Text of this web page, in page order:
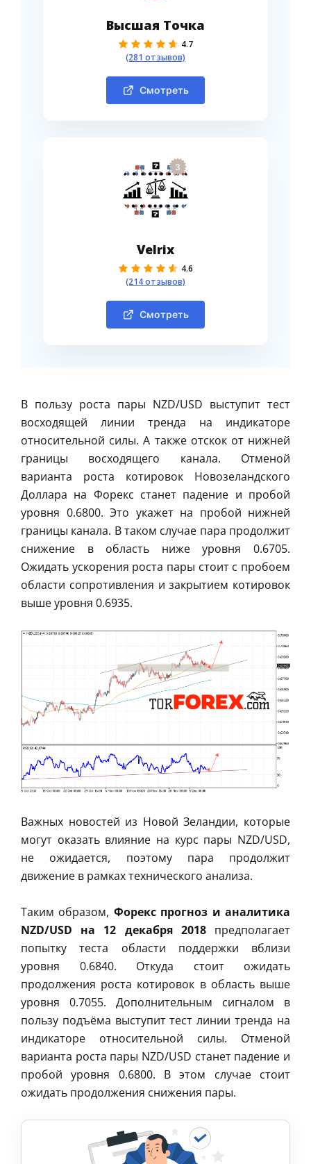
Высшая Точка
4.7
(281 отзывов)
Смотреть
3
Velrix
4.6
(214 отзывов)
Смотреть
В пользу роста пары NZD/USD выступит тест
восходящей линии тренда на индикаторе
относительной силы. А также отскок от нижней
границы восходящего канала. Отменой
варианта роста котировок Новозеландского
Доллара на Форекс станет падение и пробой
уровня 0.6800. Это укажет на пробой нижней
границы канала. В таком случае пара продолжит
снижение в область ниже уровня 0.6705.
Ожидать ускорения роста пары стоит с пробоем
области сопротивления и закрытием котировок
выше уровня 0.6935.
Важных новостей из Новой Зеландии, которые
могут оказать влияние на курс пары NZD/USD,
не ожидается, поэтому пара продолжит
движение в рамках технического анализа.
Таким образом, Форекс прогноз и аналитика
NZD/USD на 12 декабря 2018предполагает
попытку теста области поддержки вблизи
уровня 0.6840. Откуда стоит ожидать
продолжения роста котировок в область выше
уровня 0.7055. Дополнительным сигналом в
пользу подъёма выступит тест линии тренда на
индикаторе относительной силы. Отменой
варианта роста пары NZD/USD станет падение и
пробой уровня 0.6800. В этом случае стоит
ожидать продолжения снижения пары.